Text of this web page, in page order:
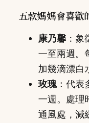
五款媽媽會喜歡
康乃馨：象
一至兩週。
加幾滴漂白
玫瑰：代表
一週。處理
通風處，減